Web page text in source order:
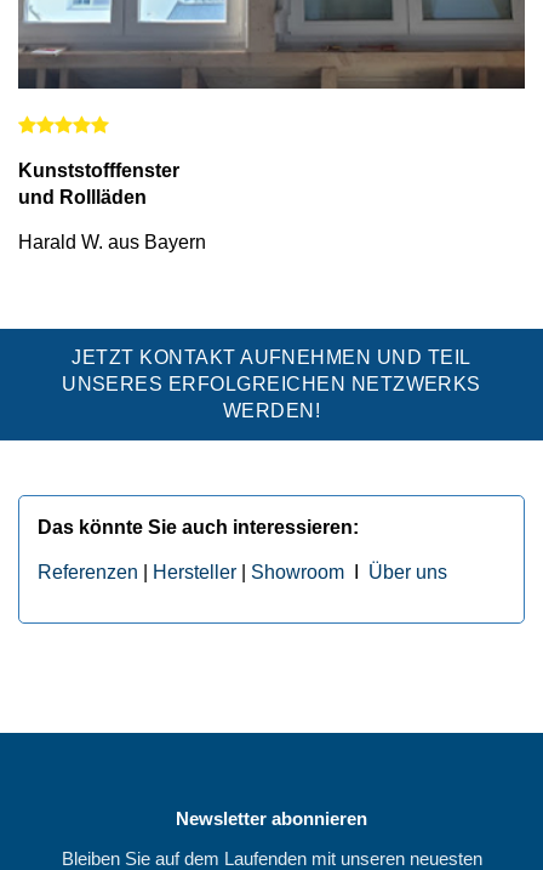
Kunststofffenster
und Rollläden
Harald W. aus Bayern
JETZT KONTAKT AUFNEHMEN UND TEIL
UNSERES ERFOLGREICHEN NETZWERKS
WERDEN!
Das könnte Sie auch interessieren:
Referenzen Hersteller Showroom Über uns
Newsletter abonnieren
Bleiben Sie auf dem Laufenden mit unseren neuesten